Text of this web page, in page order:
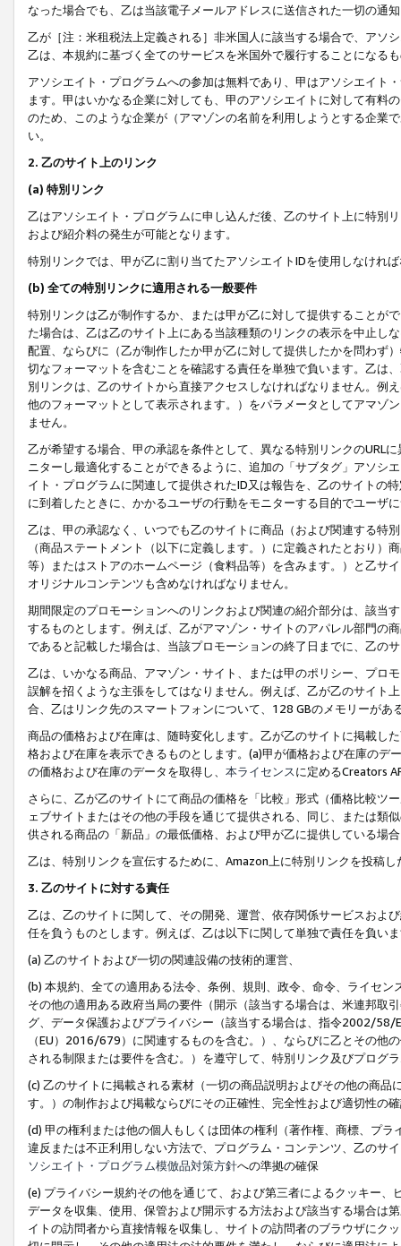
なった場合でも、乙は当該電子メールアドレスに送信された一切の通
乙が［注：米租税法上定義される］非米国人に該当する場合で、アソ
乙は、本規約に基づく全てのサービスを米国外で履行することになる
アソシエイト・プログラムへの参加は無料であり、甲はアソシエイト
ます。甲はいかなる企業に対しても、甲のアソシエイトに対して有料
のため、このような企業が（アマゾンの名前を利用しようとする企業
い。
2. 乙のサイト上のリンク
(a) 特別リンク
乙はアソシエイト・プログラムに申し込んだ後、乙のサイト上に特別
および紹介料の発生が可能となります。
特別リンクでは、甲が乙に割り当てたアソシエイトIDを使用しなけれ
(b) 全ての特別リンクに適用される一般要件
特別リンクは乙が制作するか、または甲が乙に対して提供することが
た場合は、乙は乙のサイト上にある当該種類のリンクの表示を中止し
配置、ならびに（乙が制作したか甲が乙に対して提供したかを問わず
切なフォーマットを含むことを確認する責任を単独で負います。乙は
別リンクは、乙のサイトから直接アクセスしなければなりません。例
他のフォーマットとして表示されます。）をパラメータとしてアマゾ
ません。
乙が希望する場合、甲の承認を条件として、異なる特別リンクのURL
ニターし最適化することができるように、追加の「サブタグ」アソシ
イト・プログラムに関連して提供されたID又は報告を、乙のサイトの
に到着したときに、かかるユーザの行動をモニターする目的でユーザ
乙は、甲の承認なく、いつでも乙のサイトに商品（および関連する特
（商品ステートメント（以下に定義します。）に定義されたとおり
等）またはストアのホームページ（食料品等）を含みます。）と乙サ
オリジナルコンテンツも含めなければなりません。
期間限定のプロモーションへのリンクおよび関連の紹介部分は、該当
するものとします。例えば、乙がアマゾン・サイトのアパレル部門の
であると記載した場合は、当該プロモーションの終了日までに、乙の
乙は、いかなる商品、アマゾン・サイト、または甲のポリシー、プロ
誤解を招くような主張をしてはなりません。例えば、乙が乙のサイト
合、乙はリンク先のスマートフォンについて、128 GBのメモリーがあ
商品の価格および在庫は、随時変化します。乙が乙のサイトに掲載し
格および在庫を表示できるものとします。(a)甲が価格および在庫の
の価格および在庫のデータを取得し、 本ライセンスに定めるCreators
さらに、乙が乙のサイトにて商品の価格を「比較」形式（価格比較ツ
ェブサイトまたはその他の手段を通じて提供される、同じ、または類
供される商品の「新品」の最低価格、および甲が乙に提供している場
乙は、特別リンクを宣伝するために、Amazon上に特別リンクを投稿
3. 乙のサイトに対する責任
乙は、乙のサイトに関して、その開発、運営、依存関係サービスおよ
任を負うものとします。例えば、乙は以下に関して単独で責任を負い
(a) 乙のサイトおよび一切の関連設備の技術的運営、
(b) 本規約、全ての適用ある法令、条例、規則、政令、命令、ライセ
その他の適用ある政府当局の要件（開示（該当する場合は、米連邦取
グ、データ保護およびプライバシー（該当する場合は、指令2002/58/
（EU）2016/679）に関連するものを含む。）、ならびに乙とその他
される制限または要件を含む。）を遵守して、特別リンク及びプログ
(c) 乙のサイトに掲載される素材（一切の商品説明およびその他の商
す。）の制作および掲載ならびにその正確性、完全性および適切性の
(d) 甲の権利または他の個人もしくは団体の権利（著作権、商標、プ
違反または不正利用しない方法で、プログラム・コンテンツ、乙のサ
ソシエイト・プログラム模倣品対策方針への準拠の確保
(e) プライバシー規約その他を通じて、および第三者によるクッキー
データを収集、使用、保管および開示する方法および該当する場合は
イトの訪問者から直接情報を収集し、サイトの訪問者のブラウザにク